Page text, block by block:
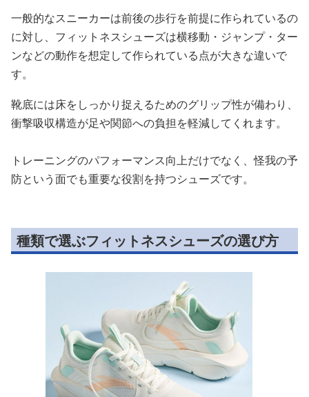
一般的なスニーカーは前後の歩行を前提に作られているの
に対し、フィットネスシューズは横移動・ジャンプ・ター
ンなどの動作を想定して作られている点が大きな違いで
す。
靴底には床をしっかり捉えるためのグリップ性が備わり、
衝撃吸収構造が足や関節への負担を軽減してくれます。
トレーニングのパフォーマンス向上だけでなく、怪我の予
防という面でも重要な役割を持つシューズです。
種類で選ぶフィットネスシューズの選び方